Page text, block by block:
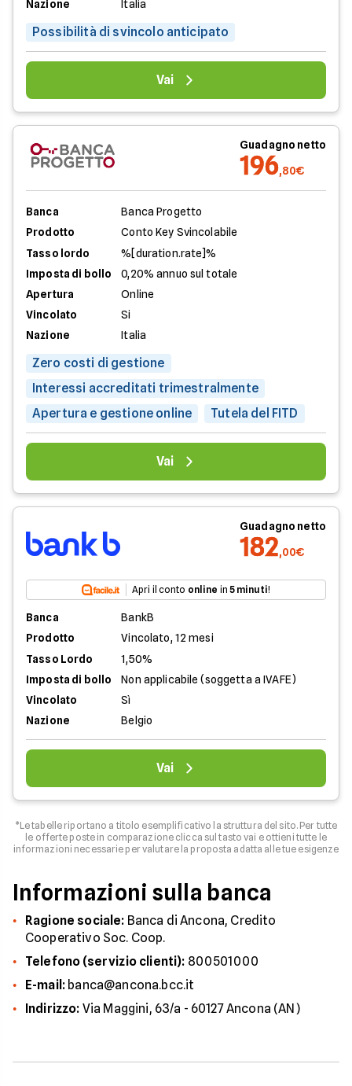
Nazione Italia
Possibilità di svincolo anticipato
Vai
Guadagno netto
196,80€
Banca
Banca Progetto
Prodotto
Conto Key Svincolabile
Tasso lordo
%[duration.rate]%
Imposta di bollo
0,20% annuo sul totale
Apertura
Online
Vincolato
Si
Nazione
Italia
Zero costi di gestione
Interessi accreditati trimestralmente
Apertura e gestione online
Tutela del FITD
Vai
Guadagno netto
182,00€
Apri il conto online in 5 minuti!
Banca
BankB
Prodotto
Vincolato, 12 mesi
Tasso Lordo
1,50%
Imposta di bollo
Non applicabile (soggetta a IVAFE)
Vincolato
Sì
Nazione
Belgio
Vai
*Le tabelle riportano a titolo esemplificativo la struttura del sito. Per tutte
le offerte poste in comparazione clicca sul tasto vai e ottieni tutte le
informazioni necessarie per valutare la proposta adatta alle tue esigenze
Informazioni sulla banca
Ragione sociale: Banca di Ancona, Credito
Cooperativo Soc. Coop.
Telefono (servizio clienti): 800501000
E-mail: banca@ancona.bcc.it
Indirizzo: Via Maggini, 63/a - 60127 Ancona (AN)